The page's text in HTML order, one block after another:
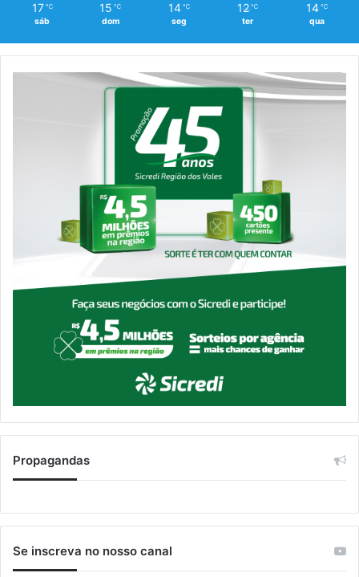
17 ℃
sáb
15 ℃
dom
14 ℃
seg
12 ℃
ter
14 ℃
qua
Propagandas
Se inscreva no nosso canal